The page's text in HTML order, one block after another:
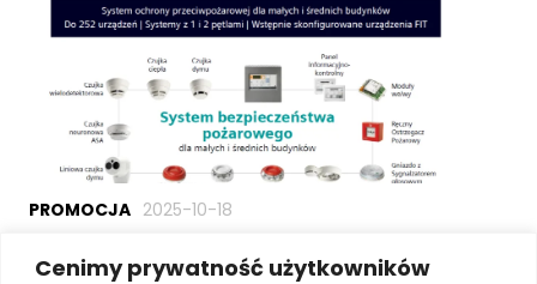
Cenimy prywatność użytkowników
PROMOCJA 2025-07-13
Promocja urządzeń BCS – lipiec
2026